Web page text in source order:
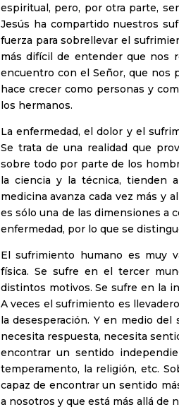
espiritual, pero, por otra parte,
Jesús ha compartido nuestros
fuerza para sobrellevar el
más difícil de entender que nos
encuentro con el Señor, que nos
hace crecer como personas y
los hermanos.
La enfermedad, el dolor y el
Se trata de una realidad que
sobre todo por parte de los
la ciencia y la técnica, tienden
medicina avanza cada vez más y
es sólo una de las dimensiones a
enfermedad, por lo que se
El sufrimiento humano es muy
física. Se sufre en el tercer
distintos motivos. Se sufre en la
A veces el sufrimiento es
la desesperación. Y en medio
necesita respuesta, necesita
encontrar un sentido
temperamento, la religión, etc.
capaz de encontrar un sentido
a nosotros y que está más allá de